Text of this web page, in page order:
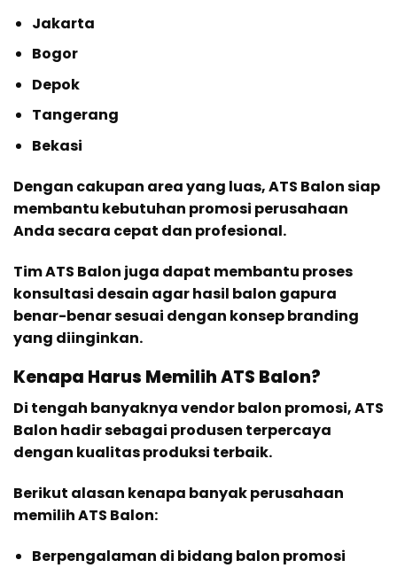
Jakarta
Bogor
Depok
Tangerang
Bekasi
Dengan cakupan area yang luas, ATS Balon siap
membantu kebutuhan promosi perusahaan
Anda secara cepat dan profesional.
Tim ATS Balon juga dapat membantu proses
konsultasi desain agar hasil balon gapura
benar-benar sesuai dengan konsep branding
yang diinginkan.
Kenapa Harus Memilih ATS Balon?
Di tengah banyaknya vendor balon promosi, ATS
Balon hadir sebagai produsen terpercaya
dengan kualitas produksi terbaik.
Berikut alasan kenapa banyak perusahaan
memilih ATS Balon:
Berpengalaman di bidang balon promosi